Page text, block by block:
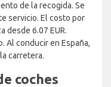
de la recogida. Se
servicio. El costo por
desde 6.07 EUR.
Al conducir en España,
carretera.
coches